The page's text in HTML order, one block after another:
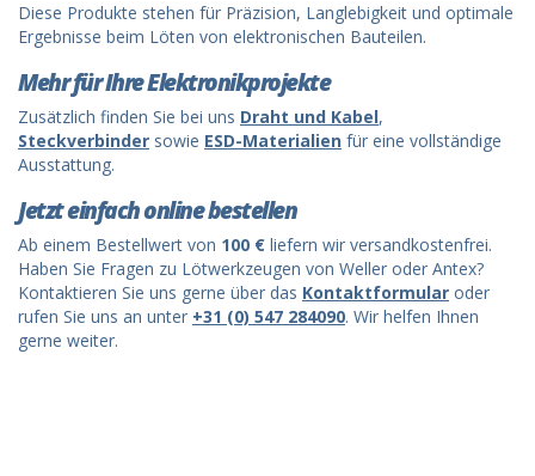
Diese Produkte stehen für Präzision, Langlebigkeit und optimale
Ergebnisse beim Löten von elektronischen Bauteilen.
Mehr für Ihre Elektronikprojekte
Zusätzlich finden Sie bei uns Draht und Kabel,
Steckverbinder sowie ESD-Materialien für eine vollständige
Ausstattung.
Jetzt einfach online bestellen
Ab einem Bestellwert von 100 € liefern wir versandkostenfrei.
Haben Sie Fragen zu Lötwerkzeugen von Weller oder Antex?
Kontaktieren Sie uns gerne über das Kontaktformular oder
rufen Sie uns an unter +31 (0) 547 284090. Wir helfen Ihnen
gerne weiter.